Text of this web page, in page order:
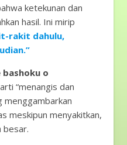
ketekunan dan
hasil. Ini mirip
rakit dahulu,
bashoku o
“menangis dan
menggambarkan
meskipun menyakitkan,
besar.